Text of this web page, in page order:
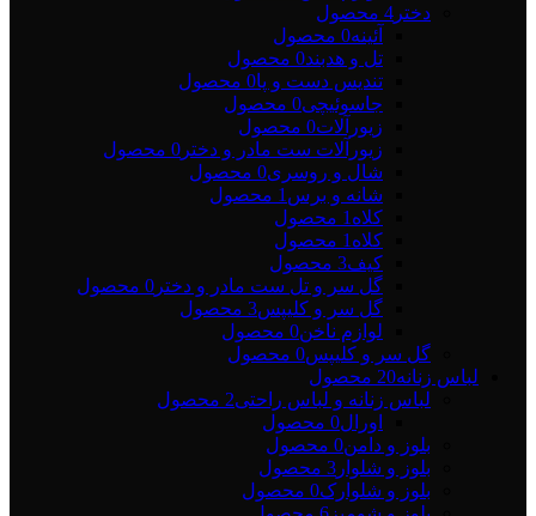
دختر 4 محصول
آئینه0 محصول
تل و هدبند0 محصول
تندیس دست و پا0 محصول
جاسوئیچی0 محصول
زیورآلات0 محصول
زیورآلات ست مادر و دختر 0 محصول
شال و روسری0 محصول
شانه و برس 1 محصول
کلاه 1 محصول
کلاه 1 محصول
کیف3 محصول
گل سر و تل ست مادر و دختر 0 محصول
گل سر و کلیپس3 محصول
لوازم ناخن0 محصول
گل سر و کلیپس0 محصول
لباس زنانه20 محصول
لباس زنانه و لباس راحتی2 محصول
اورال0 محصول
بلوز و دامن0 محصول
بلوز و شلوار 3 محصول
بلوز و شلوارک0 محصول